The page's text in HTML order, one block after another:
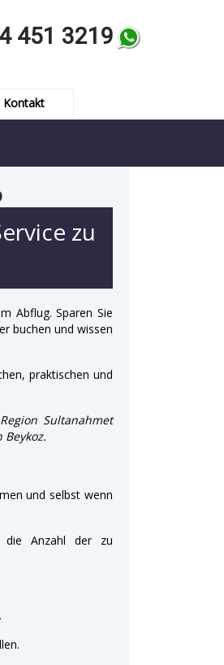
451 3219
Kontakt
zu
Abflug. Sparen Sie
buchen und wissen
praktischen und
Sultanahmet
und selbst wenn
die Anzahl der zu